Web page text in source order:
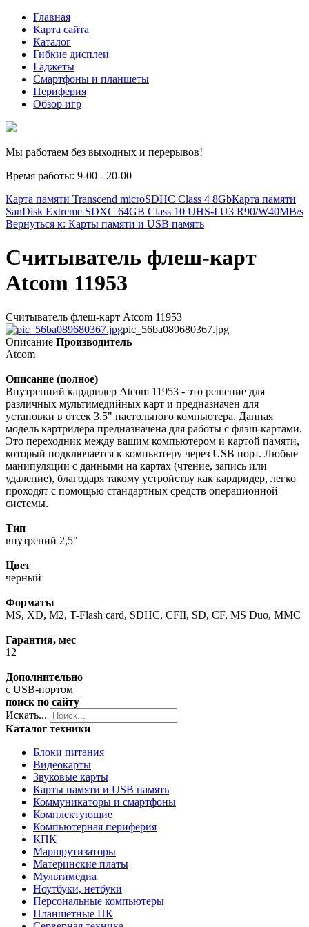
Главная
Карта сайта
Каталог
Гибкие дисплеи
Гаджеты
Смартфоны и планшеты
Периферия
Обзор игр
Мы работаем без выходных и перерывов!
Время работы: 9-00 - 20-00
Карта памяти Transcend microSDHC Class 4 8GbКарта памяти
SanDisk Extreme SDXC 64GB Class 10 UHS-I U3 R90/W40MB/s
Вернуться к: Карты памяти и USB память
Считыватель флеш-карт
Atcom 11953
Считыватель флеш-карт Atcom 11953
pic_56ba089680367.jpg
Описание Производитель
Atcom
Описание (полное)
Внутренний кардридер Atcom 11953 - это решение для
различных мультимедийных карт и предназначен для
установки в отсек 3.5" настольного компьютера. Данная
модель картридера предназначена для работы с флэш-картами.
Это переходник между вашим компьютером и картой памяти,
который подключается к компьютеру через USB порт. Любые
манипуляции с данными на картах (чтение, запись или
удаление), благодаря такому устройству как кардридер, легко
проходят с помощью стандартных средств операционной
системы.
Тип
внутрений 2,5"
Цвет
черный
Форматы
MS, XD, M2, T-Flash card, SDHC, CFII, SD, CF, MS Duo, MMC
Гарантия, мес
12
Дополнительно
с USB-портом
поиск по сайту
Искать...
Каталог техники
Блоки питания
Видеокарты
Звуковые карты
Карты памяти и USB память
Коммуникаторы и смартфоны
Комплектующие
Компьютерная периферия
КПК
Маршрутизаторы
Материнские платы
Мультимедиа
Ноутбуки, нетбуки
Персональные компьютеры
Планшетные ПК